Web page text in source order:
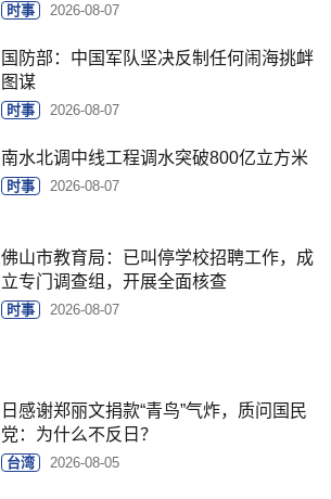
时事 2026-08-07
国防部：中国军队坚决反制任何闹海挑衅
图谋
时事 2026-08-07
南水北调中线工程调水突破800亿立方米
时事 2026-08-07
佛山市教育局：已叫停学校招聘工作，成
立专门调查组，开展全面核查
时事 2026-08-07
日感谢郑丽文捐款“青鸟”气炸，质问国民
党：为什么不反日？
台湾 2026-08-05